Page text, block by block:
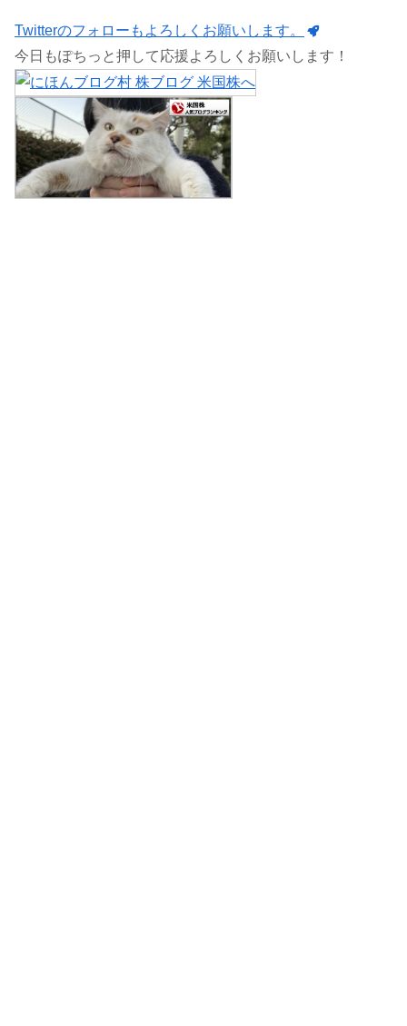
Twitterのフォローもよろしくお願いします。
今日もぽちっと押して応援よろしくお願いします！